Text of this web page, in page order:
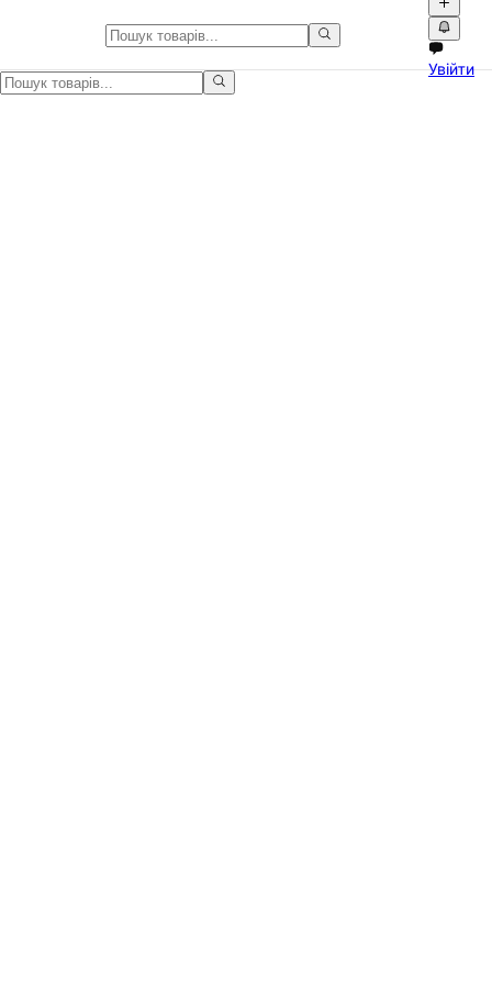
Вуличне освітлення в Україні
Вуличне освітлення в Україні на Npati. Оголошення для дому,
Увійти